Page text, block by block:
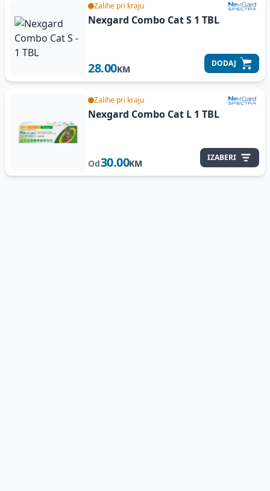
Zalihe pri kraju
Nexgard Combo Cat S 1 TBL
28.00KM
DODAJ
Zalihe pri kraju
Nexgard Combo Cat L 1 TBL
Od30.00KM
IZABERI